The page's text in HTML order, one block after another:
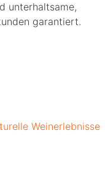
unterhaltsame,
garantiert.
Weinerlebnisse